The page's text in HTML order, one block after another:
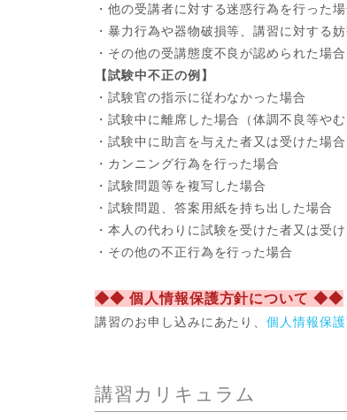
・他の受講者に対する迷惑行為を行った
・暴力行為や器物破損等、講習に対する
・その他の受講態度不良が認められた場合
【試験中不正の例】
・試験官の指示に従わなかった場合
・試験中に離席した場合（体調不良等や
・試験中に助言を与えた者又は受けた場合
・カンニング行為を行った場合
・試験問題等を複写した場合
・試験問題、答案用紙を持ち出した場合
・本人の代わりに試験を受けた者又は受
・その他の不正行為を行った場合
◆◆ 個人情報保護方針について ◆◆
講習のお申し込みにあたり、個人情報保
講習カリキュラム